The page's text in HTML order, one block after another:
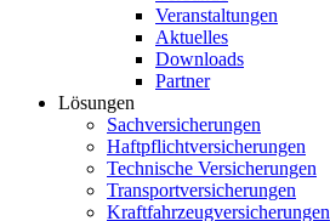
Veranstaltungen
Aktuelles
Downloads
Partner
Lösungen
Sachversicherungen
Haftpflichtversicherungen
Technische Versicherungen
Transportversicherungen
Kraftfahrzeugversicherungen